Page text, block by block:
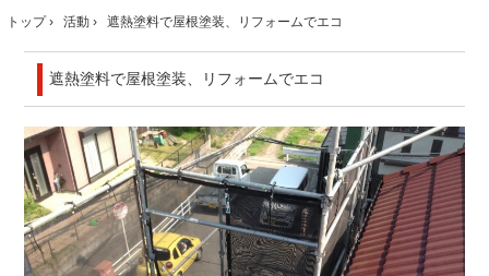
トップ› 活動 › 遮熱塗料で屋根塗装、リフォームでエコ
遮熱塗料で屋根塗装、リフォームでエコ